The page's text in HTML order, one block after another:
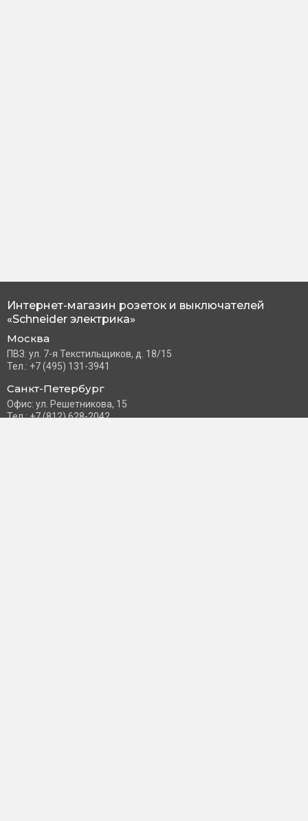
Интернет-магазин розеток и выключателей
«Schneider электрика»
Москва
ПВЗ: ул. 7-я Текстильщиков, д. 18/15
Тел.: +7 (495) 131-3941
Санкт-Петербург
Офис: ул. Решетникова, 15
Тел.: +7 (812) 628-2042